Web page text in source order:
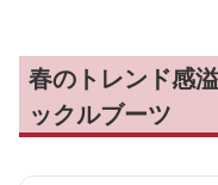
春のトレンド感
ックルブーツ